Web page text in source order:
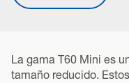
La gama T60 Mini es
tamaño reducido.